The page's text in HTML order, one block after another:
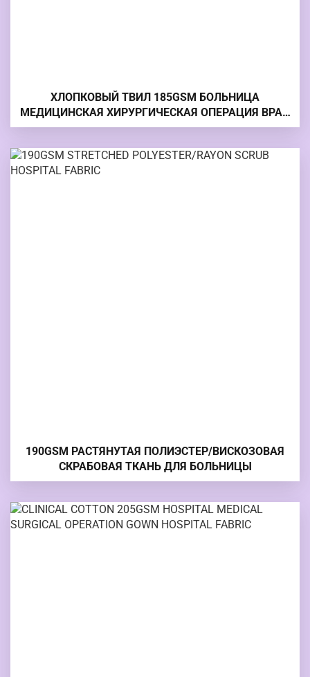
ХЛОПКОВЫЙ ТВИЛ 185GSM БОЛЬНИЦА
МЕДИЦИНСКАЯ ХИРУРГИЧЕСКАЯ ОПЕРАЦИЯ ВРАЧ
СКРАБ ТКАНЬ
190GSM РАСТЯНУТАЯ ПОЛИЭСТЕР/ВИСКОЗОВАЯ
СКРАБОВАЯ ТКАНЬ ДЛЯ БОЛЬНИЦЫ